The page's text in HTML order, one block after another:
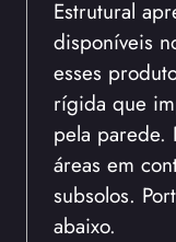
Estrutural
disponíveis
esses
rígida que
pela parede.
áreas em
subsolos.
abaixo.